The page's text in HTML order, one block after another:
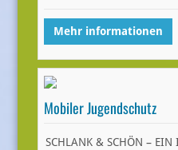
Mehr informationen
Mobiler Jugendschutz
SCHLANK & SCHÖN –